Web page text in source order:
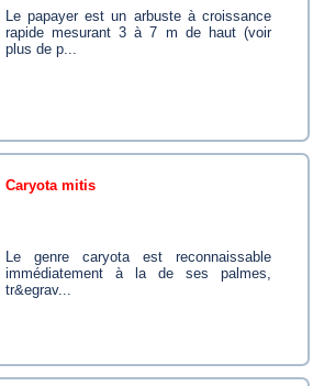
Le papayer est un arbuste à croissance
rapide mesurant 3 à 7 m de haut (voir
plus de p...
caryota mitis
Le genre caryota est reconnaissable
immédiatement à la de ses palmes,
tr&egrav...